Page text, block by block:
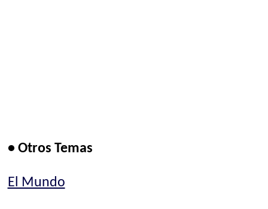
• Otros Temas
El Mundo